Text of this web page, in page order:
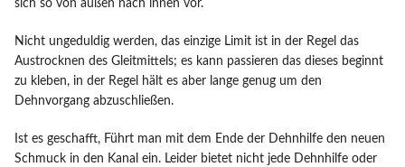
sich so von außen nach innen vor.
Nicht ungeduldig werden, das einzige Limit ist in der Regel das
Austrocknen des Gleitmittels; es kann passieren das dieses beginnt
zu kleben, in der Regel hält es aber lange genug um den
Dehnvorgang abzuschließen.
Ist es geschafft, Führt man mit dem Ende der Dehnhilfe den neuen
Schmuck in den Kanal ein. Leider bietet nicht jede Dehnhilfe oder